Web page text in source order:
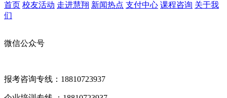
首页 校友活动 走进慧翔 新闻热点 支付中心 课程咨询 关于我
们
微信公众号
报考咨询专线：18810723937